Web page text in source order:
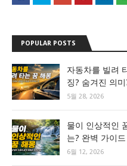
POPULAR POSTS
자동차를 빌려
징? 숨겨진 의미
5월 28, 2026
물이 인상적인
는? 완벽 가이드
6월 12, 2026